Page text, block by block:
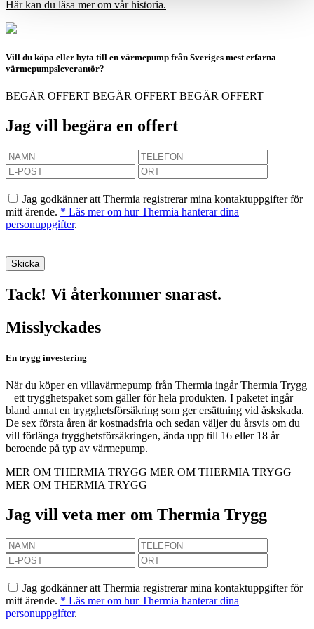
Här kan du läsa mer om vår historia.
Vill du köpa eller byta till en värmepump från Sveriges mest erfarna
värmepumpsleverantör?
BEGÄR OFFERT BEGÄR OFFERT BEGÄR OFFERT
Jag vill begära en offert
Jag godkänner att Thermia registrerar mina kontaktuppgifter för
mitt ärende. * Läs mer om hur Thermia hanterar dina
personuppgifter.
Tack! Vi återkommer snarast.
Misslyckades
En trygg investering
När du köper en villavärmepump från Thermia ingår Thermia Trygg
– ett trygghetspaket som gäller för hela produkten. I paketet ingår
bland annat en trygghetsförsäkring som ger ersättning vid åskskada.
De sex första åren är kostnadsfria och sedan väljer du årsvis om du
vill förlänga trygghetsförsäkringen, ända upp till 16 eller 18 år
beroende på typ av värmepump.
MER OM THERMIA TRYGG MER OM THERMIA TRYGG
MER OM THERMIA TRYGG
Jag vill veta mer om Thermia Trygg
Jag godkänner att Thermia registrerar mina kontaktuppgifter för
mitt ärende. * Läs mer om hur Thermia hanterar dina
personuppgifter.